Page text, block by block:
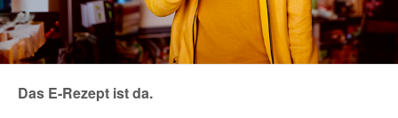
Das E-Rezept ist da.